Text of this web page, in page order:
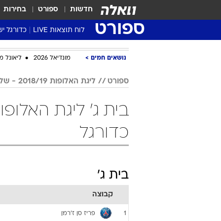
חדשות ספורט בחירות
ספורט לוח תוצאות LIVE כדורגל
ליגת העל Winner
גביע
שגרירים
נושאים חמים מונדיאל 2026 ליאונל
ספורט ליגת האלופות 2018/19 - שלב הבתים
כדורגל
בית ג'
קבוצה
1 פריז סן ז'רמן